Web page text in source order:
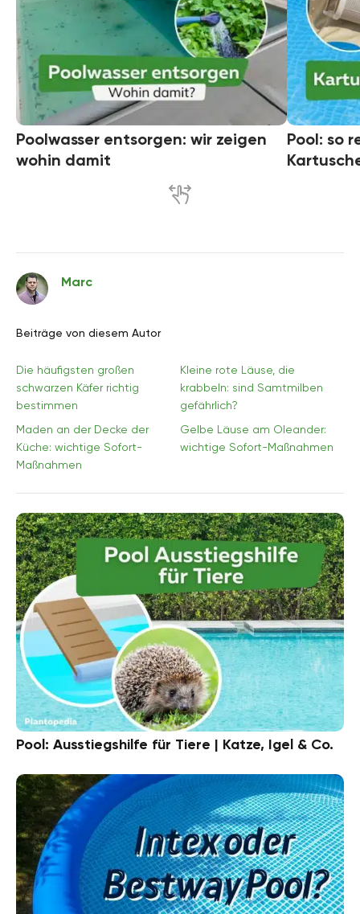
Poolwasser entsorgen: wir zeigen
wohin damit
Pool: so
Marc
Beiträge von diesem Autor
Die häufigsten großen
schwarzen Käfer richtig
bestimmen
Kleine rote Läuse, die
krabbeln: sind Samtmilben
gefährlich?
Maden an der Decke der
Küche: wichtige Sofort-
Maßnahmen
Gelbe Läuse am Oleander:
wichtige Sofort-Maßnahmen
Pool: Ausstiegshilfe für Tiere | Katze, Igel & Co.